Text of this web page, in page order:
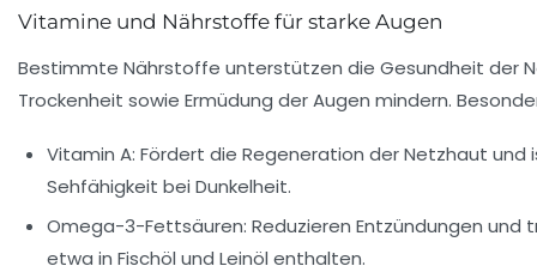
Vitamine und Nährstoffe für starke Augen
Bestimmte Nährstoffe unterstützen die Gesundheit der
Trockenheit sowie Ermüdung der Augen mindern.
Vitamin A: Fördert die Regeneration der Netzhaut und
Sehfähigkeit bei Dunkelheit.
Omega-3-Fettsäuren: Reduzieren Entzündungen und
etwa in Fischöl und Leinöl enthalten.